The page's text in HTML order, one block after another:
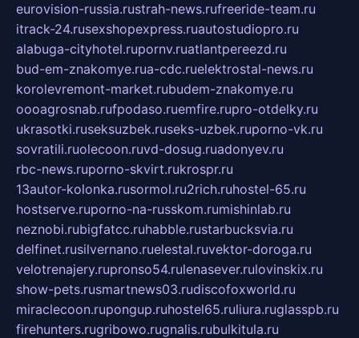
eurovision-russia.rustrah-news.rufreeride-team.ru
itrack-24.rusexshopexpress.ruautostudiopro.ru
alabuga-cityhotel.rupornv.ruatlantpereezd.ru
bud-em-znakomye.rua-cdc.ruelektrostal-news.ru
korolevremont-market.rubudem-znakomye.ru
oooagrosnab.rufpodaso.ruemfire.rupro-otdelky.ru
ukrasotki.ruseksuzbek.ruseks-uzbek.ruporno-vk.ru
sovratili.ruolecoon.ruvd-dosug.ruadonyev.ru
rbc-news.ruporno-skvirt.rukrospr.ru
13autor-kolonka.rusormol.ru2rich.ruhostel-65.ru
hostserve.ruporno-na-russkom.rumishinlab.ru
neznobi.rubigfatcc.ruhabble.rustarbucksvia.ru
delfinet.rusilvernano.ruelestal.ruvektor-doroga.ru
velotrenajery.rupronso54.rulenasever.rulovinskix.ru
show-pets.rusmartnews03.rudiscofoxworld.ru
miraclecoon.rupongup.ruhostel65.ruliura.ruglasspb.ru
firehunters.rugribowo.rugnalis.rubulkitula.ru